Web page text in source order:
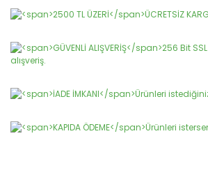
Ürün bilgilerinde hatalar bulunuyor.
Bu ürüne benzer farklı alternatifler olmalı.